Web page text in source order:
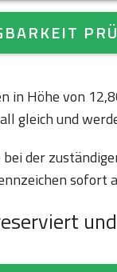
in Höhe von
gleich und
der
sofort